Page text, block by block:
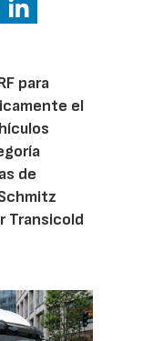
para
el
de
Transicold